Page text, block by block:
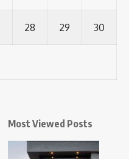
28 29 30
Most Viewed Posts